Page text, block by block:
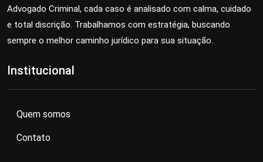
Advogado Criminal, cada caso é analisado com calma, cuidado
e total discrição. Trabalhamos com estratégia, buscando
sempre o melhor caminho jurídico para sua situação.
Institucional
Quem somos
Contato